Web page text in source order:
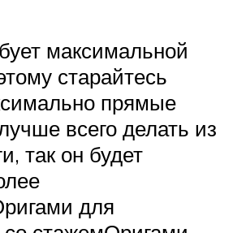
максимальной
старайтесь
прямые
всего делать из
так он будет
для